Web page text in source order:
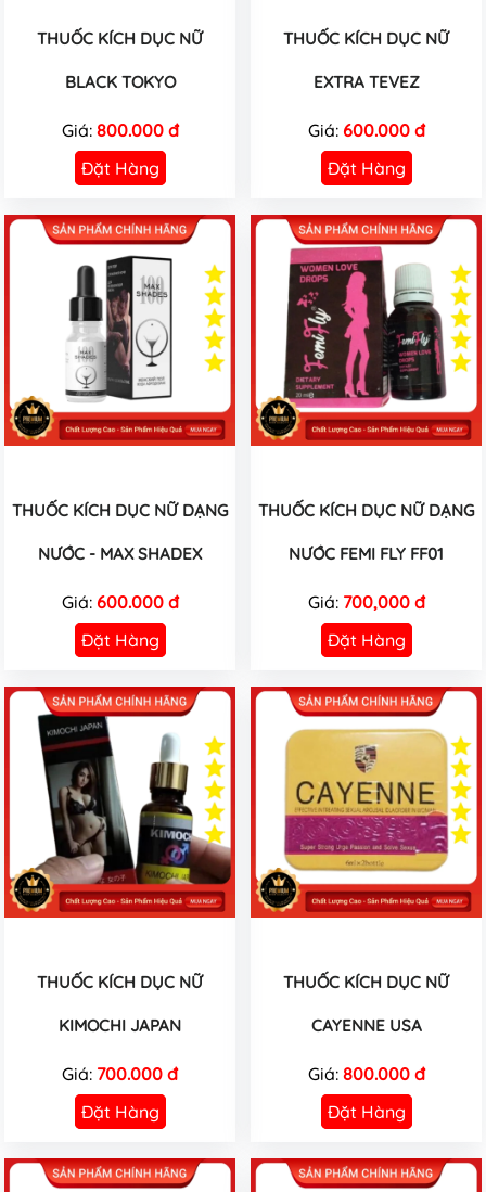
THUỐC KÍCH DỤC NỮ
BLACK TOKYO
Giá: 800.000 đ
Đặt Hàng
THUỐC KÍCH DỤC NỮ
EXTRA TEVEZ
Giá: 600.000 đ
Đặt Hàng
THUỐC KÍCH DỤC NỮ DẠNG
NƯỚC - MAX SHADEX
Giá: 600.000 đ
Đặt Hàng
THUỐC KÍCH DỤC NỮ DẠNG
NƯỚC FEMI FLY FF01
Giá: 700,000 đ
Đặt Hàng
THUỐC KÍCH DỤC NỮ
KIMOCHI JAPAN
Giá: 700.000 đ
Đặt Hàng
THUỐC KÍCH DỤC NỮ
CAYENNE USA
Giá: 800.000 đ
Đặt Hàng